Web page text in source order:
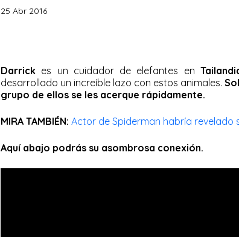
25 Abr 2016
Darrick es un cuidador de elefantes en
desarrollado un increíble lazo con estos animales.
grupo de ellos se les acerque rápidamente.
MIRA TAMBIÉN: Actor de Spiderman habría revelado
Aquí abajo podrás su asombrosa conexión.